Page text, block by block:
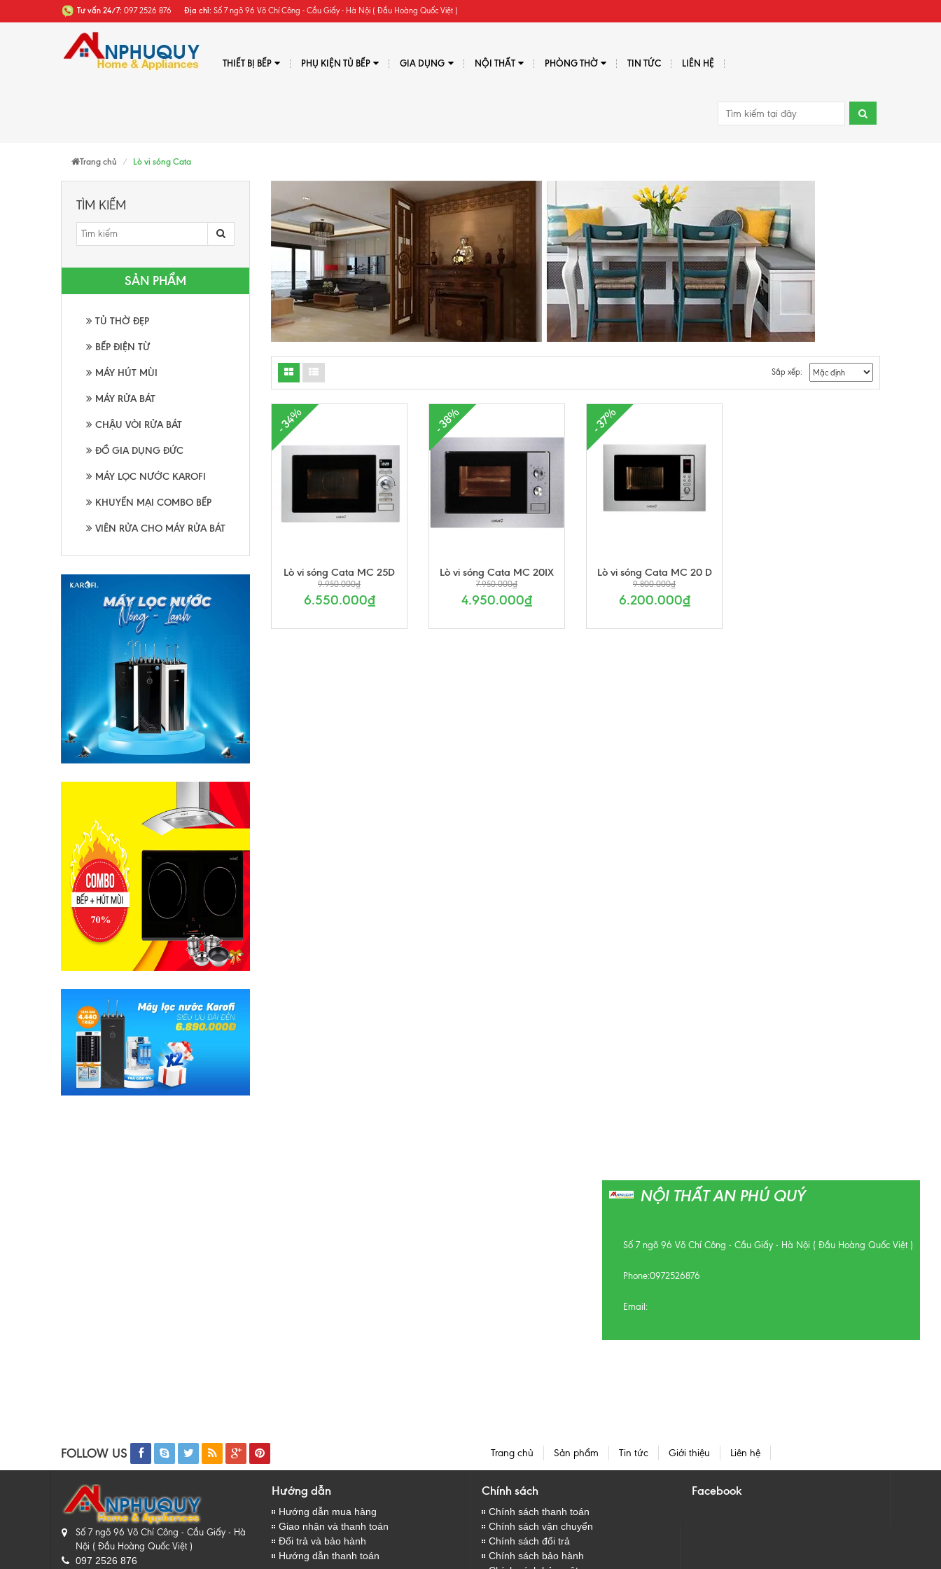
Tư vấn 24/7: 097 2526 876 Địa chỉ: Số 7 ngõ 96 Võ Chí Công - Cầu Giấy - Hà Nội ( Đầu Hoàng Quốc Việt )
THIẾT BỊ BẾP PHỤ KIỆN TỦ BẾP GIA DỤNG NỘI THẤT PHÒNG THỜ TIN TỨC LIÊN HỆ
Trang chủ Lò vi sóng Cata
TÌM KIẾM
SẢN PHẨM
TỦ THỜ ĐẸP
BẾP ĐIỆN TỪ
MÁY HÚT MÙI
MÁY RỬA BÁT
CHẬU VÒI RỬA BÁT
ĐỒ GIA DỤNG ĐỨC
MÁY LỌC NƯỚC KAROFI
KHUYẾN MẠI COMBO BẾP
VIÊN RỬA CHO MÁY RỬA BÁT
Sắp xếp:
- 34%
Lò vi sóng Cata MC 25D
9.950.000₫
6.550.000₫
- 38%
Lò vi sóng Cata MC 20IX
7.950.000₫
4.950.000₫
- 37%
Lò vi sóng Cata MC 20 D
9.800.000₫
6.200.000₫
NỘI THẤT AN PHÚ QUÝ
Số 7 ngõ 96 Võ Chí Công - Cầu Giấy - Hà Nội ( Đầu Hoàng Quốc Việt )
Phone:0972526876
Email:
FOLLOW US Trang chủ Sản phẩm Tin tức Giới thiệu Liên hệ
Số 7 ngõ 96 Võ Chí Công - Cầu Giấy - Hà
Nội ( Đầu Hoàng Quốc Việt )
097 2526 876
Hướng dẫn
Hướng dẫn mua hàng
Giao nhận và thanh toán
Đổi trả và bảo hành
Hướng dẫn thanh toán
Chính sách
Chính sách thanh toán
Chính sách vận chuyển
Chính sách đổi trả
Chính sách bảo hành
Facebook